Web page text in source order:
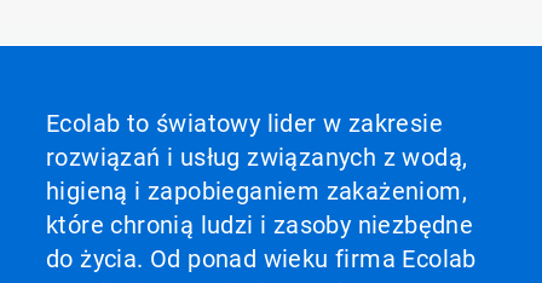
Ecolab to światowy lider w zakresie
rozwiązań i usług związanych z wodą,
higieną i zapobieganiem zakażeniom,
które chronią ludzi i zasoby niezbędne
do życia. Od ponad wieku firma Ecolab